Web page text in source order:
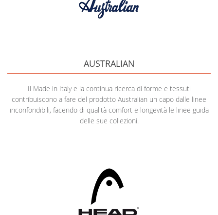
AUSTRALIAN
Il Made in Italy e la continua ricerca di forme e tessuti
contribuiscono a fare del prodotto Australian un capo dalle linee
inconfondibili, facendo di qualità comfort e longevità le linee guida
delle sue collezioni.